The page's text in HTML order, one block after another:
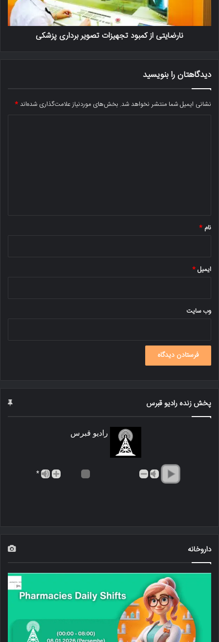
نارضایتی از کمبود تجهیزات تصویر برداری پزشکی
دیدگاهتان را بنویسید
نشانی ایمیل شما منتشر نخواهد شد. بخش‌های موردنیاز علامت‌گذاری شده‌اند*
نام *
ایمیل*
وب‌ سایت
پخش زنده رادیو قبرس
رادیو قبرس
*
داروخانه